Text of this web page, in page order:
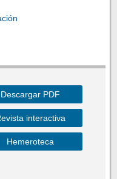
Descargar PDF
interactiva
Hemeroteca